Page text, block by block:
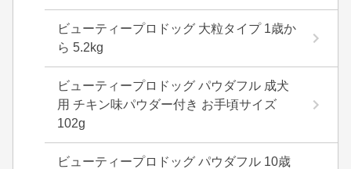
ビューティープロドッグ 大粒タイプ 1歳か
ら 5.2kg
ビューティープロドッグ パウダフル 成犬
用 チキン味パウダー付き お手頃サイズ
102g
ビューティープロドッグ パウダフル 10歳